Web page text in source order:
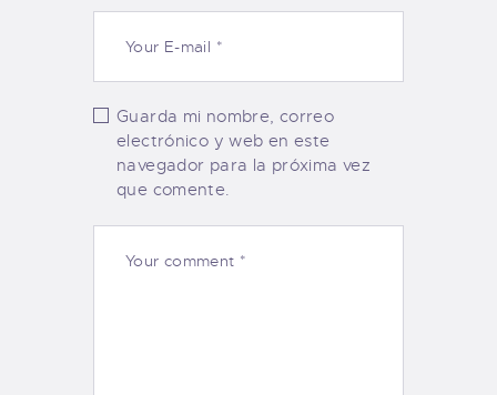
Guarda mi nombre, correo
electrónico y web en este
navegador para la próxima vez
que comente.